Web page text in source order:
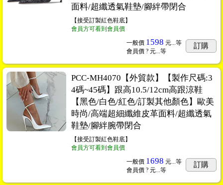
面料/超纖透氣鞋墊/腳絆帶閉合
【接受訂製紅色鞋底】
會員方可看到會員價
一般價 1598 元...等
會員價 ? 元...等
訂購
PCC-MH4070【外貿款】【製作尺碼:3
4碼~45碼】跟高10.5/12cm高跟涼鞋
【黑色/白色/紅色/訂製其他顏色】歐美
時尚/高端超細纖維皮革面料/超纖透氣
鞋墊/腳絆腕帶閉合
【接受訂製紅色鞋底】
會員方可看到會員價
一般價 1698 元...等
會員價 ? 元...等
訂購